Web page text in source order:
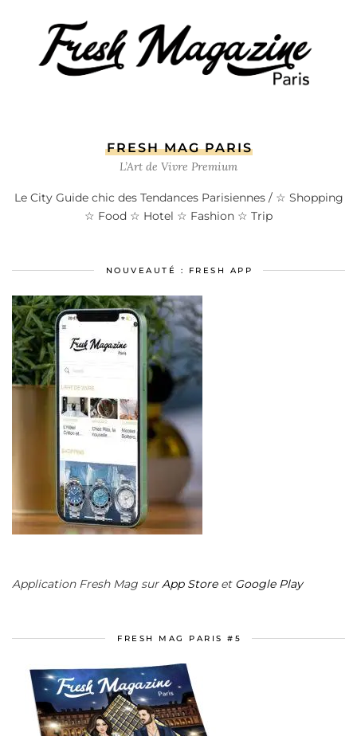
FRESH MAG PARIS
L’Art de Vivre Premium
Le City Guide chic des Tendances Parisiennes / ☆ Shopping
☆ Food ☆ Hotel ☆ Fashion ☆ Trip
NOUVEAUTÉ : FRESH APP
Application Fresh Mag surApp Storeet Google Play
FRESH MAG PARIS #5